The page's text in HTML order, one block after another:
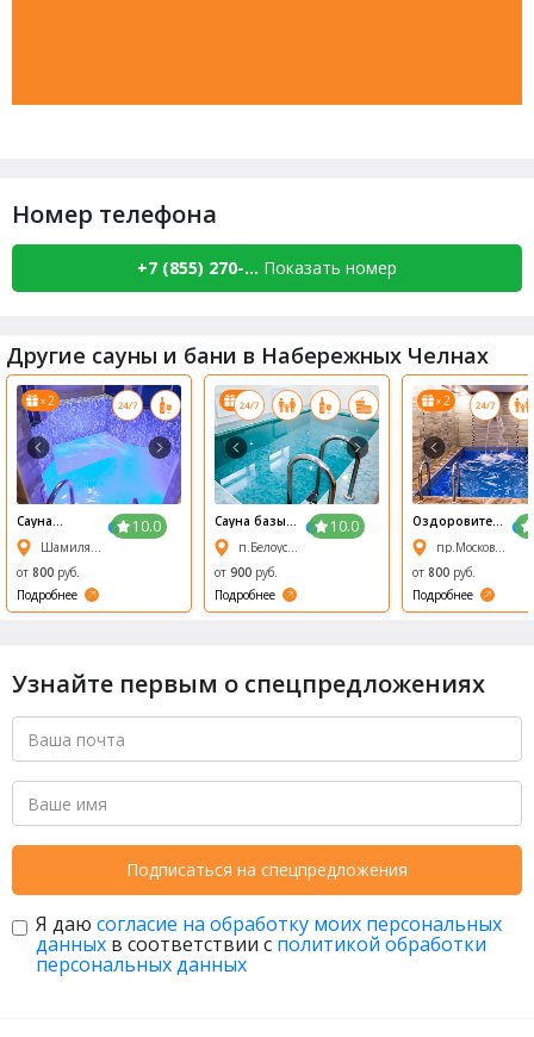
Номер телефона
+7 (855) 270-... Показать номер
Другие сауны и бани в Набережных Челнах
x2
10.0
Сауна
Восторг
Шамиля Усманова, 17а
от 800 руб.
Подробнее
x6
10.0
Сауна базы
отдыха
ПОЛЯНСКАЯп.Белоус, Полянская, 3
от 900 руб.
Подробнее
x2
Оздоровител
ьный
комплекс
сауна Сабай
Стайл
пр.Московский, 183А
от 800 руб.
Подробнее
Узнайте первым о спецпредложениях
Подписаться на спецпредложения
Я даю согласие на обработку моих персональных
данных в соответствии с политикой обработки
персональных данных